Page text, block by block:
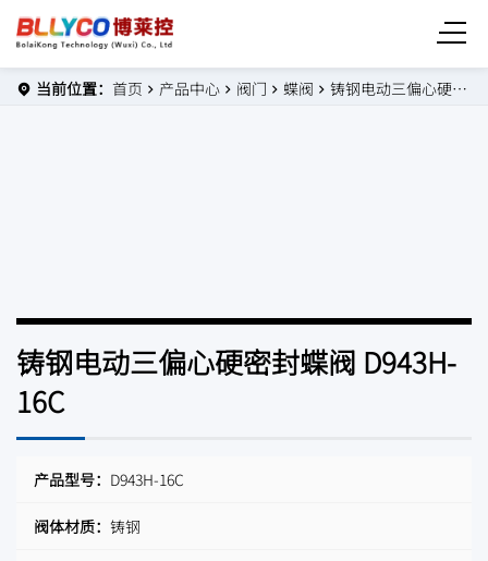
当前位置： 首页 产品中心 阀门 蝶阀 铸钢电动三偏心硬密封蝶阀 D943H-16C
铸钢电动三偏心硬密封蝶阀 D943H-
16C
产品型号： D943H-16C
阀体材质： 铸钢